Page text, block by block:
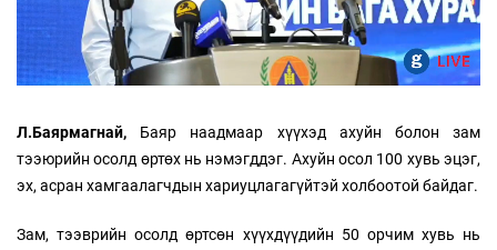
Л.Баярмагнай, Баяр наадмаар хүүхэд ахуйн болон зам
тээюрийн осолд өртөх нь нэмэгддэг. Ахуйн осол 100 хувь эцэг,
эх, асран хамгаалагчдын хариуцлагагүйтэй холбоотой байдаг.
Зам, тээврийн осолд өртсөн хүүхдүүдийн 50 орчим хувь нь